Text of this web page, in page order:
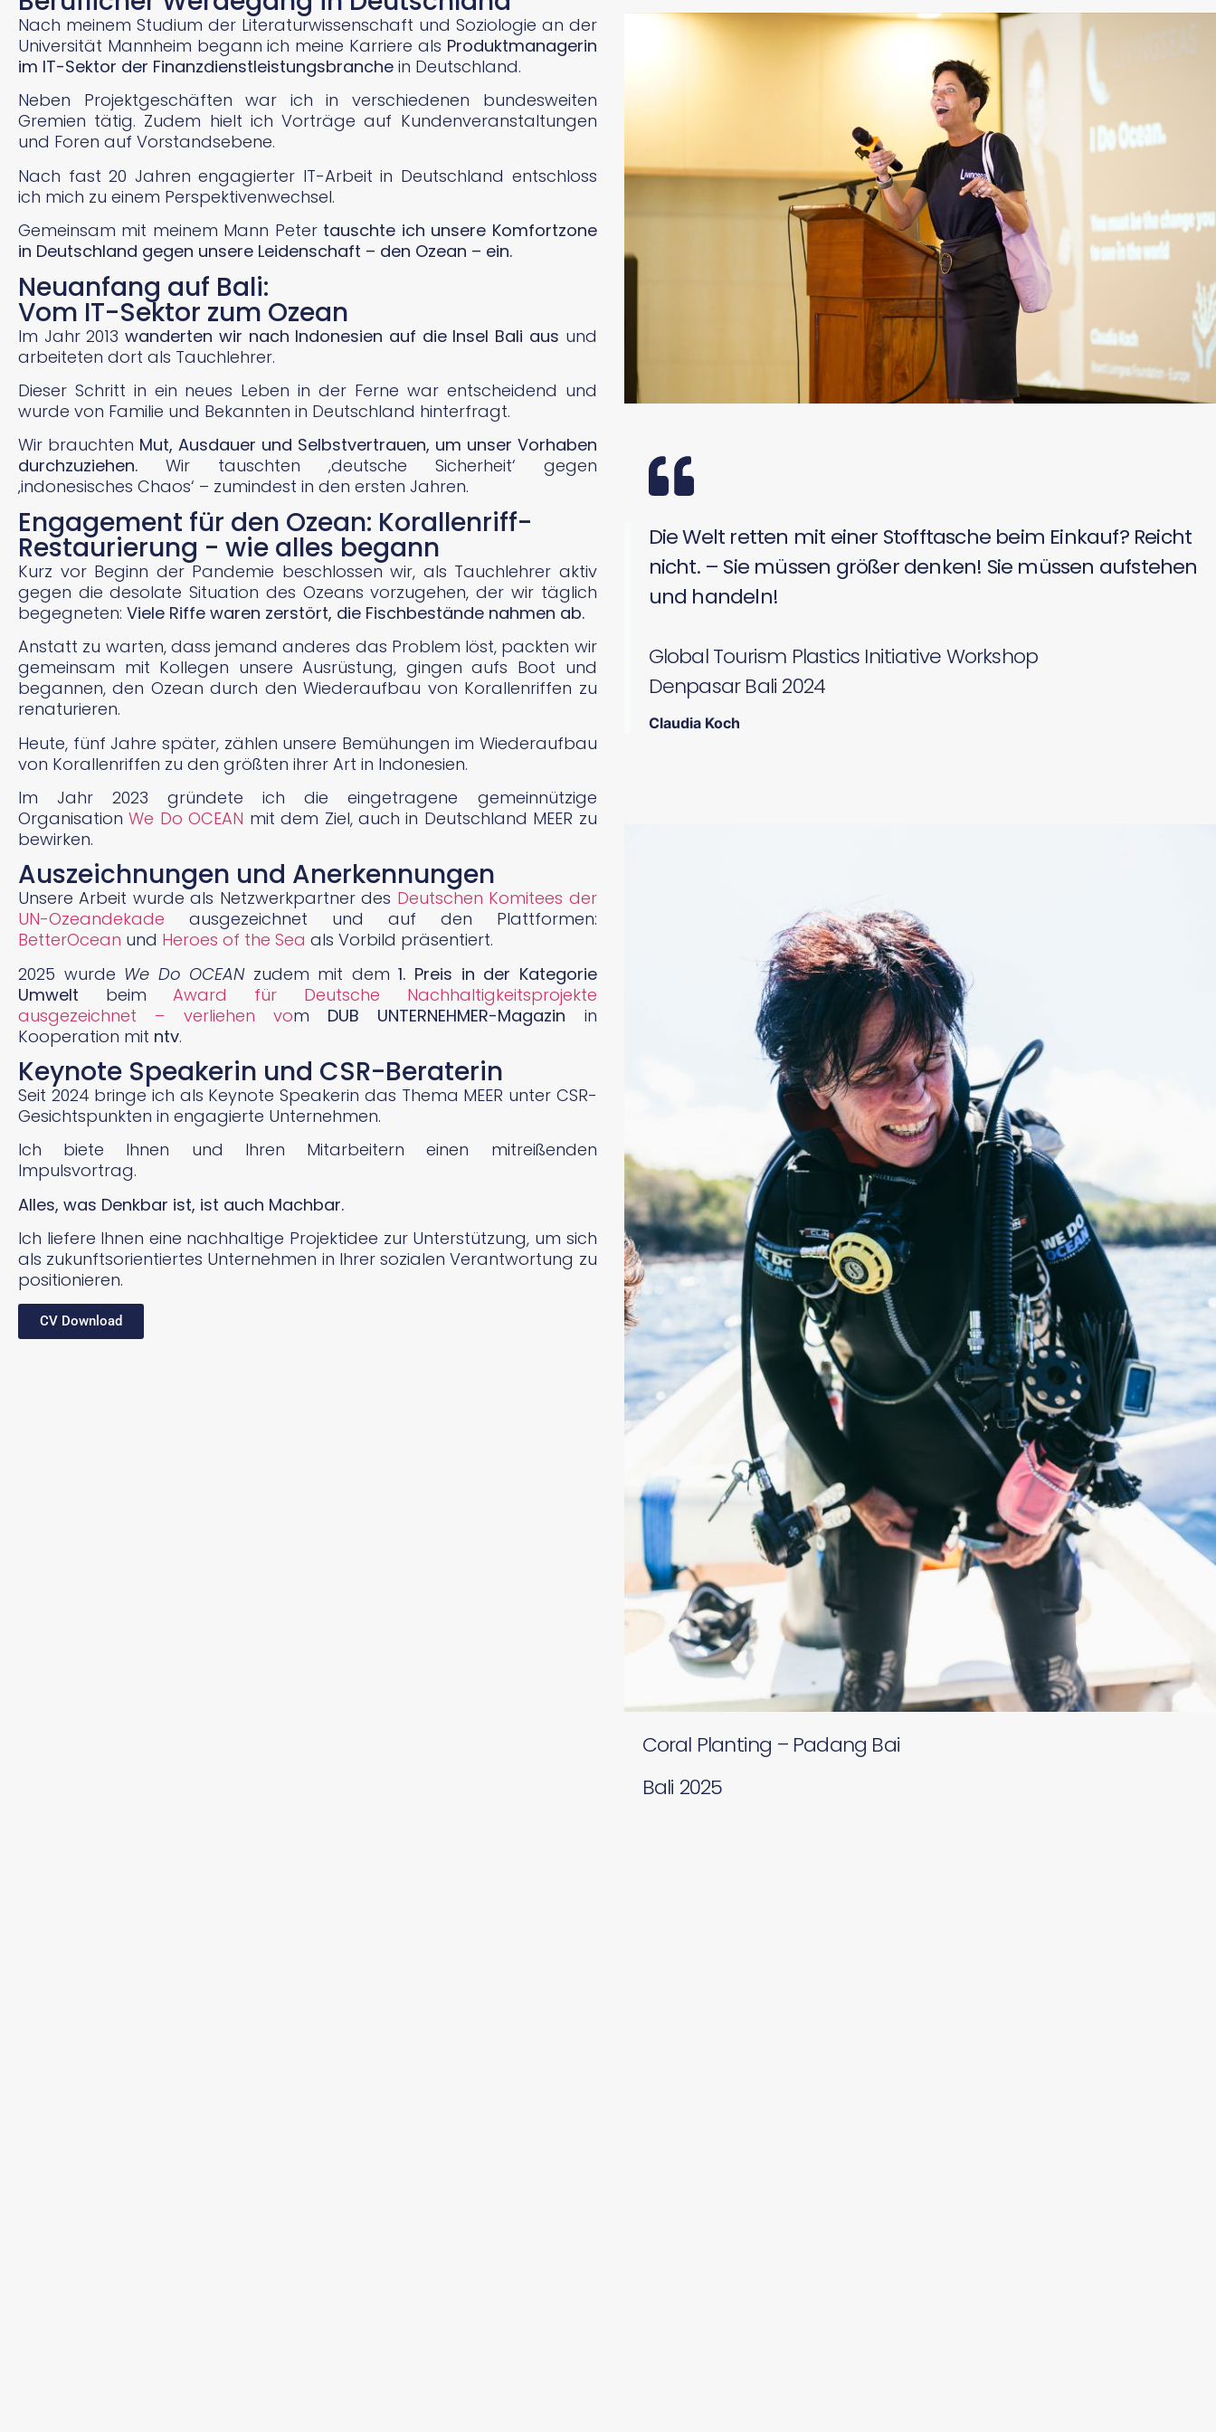
Nach meinem Studium der Literaturwissenschaft und Soziologie an der
Universität Mannheim begann ich meine Karriere als Produktmanagerin
im IT-Sektor der Finanzdienstleistungsbranche in Deutschland.
Neben Projektgeschäften war ich in verschiedenen bundesweiten
Gremien tätig. Zudem hielt ich Vorträge auf Kundenveranstaltungen
und Foren auf Vorstandsebene.
Nach fast 20 Jahren engagierter IT-Arbeit in Deutschland entschloss
ich mich zu einem Perspektivenwechsel.
Gemeinsam mit meinem Mann Peter tauschte ich unsere Komfortzone
in Deutschland gegen unsere Leidenschaft – den Ozean – ein.
Neuanfang auf Bali:
Vom IT-Sektor zum Ozean
Im Jahr 2013wanderten wir nach Indonesien auf die Insel Bali aus und
arbeiteten dort als Tauchlehrer.
Dieser Schritt in ein neues Leben in der Ferne war entscheidend und
wurde von Familie und Bekannten in Deutschland hinterfragt.
Wir brauchten Mut, Ausdauer und Selbstvertrauen, um unser Vorhaben
durchzuziehen. Wir tauschten ‚deutsche Sicherheit‘ gegen
‚indonesisches Chaos‘ – zumindest in den ersten Jahren.
Engagement für den Ozean: Korallenriff-
Restaurierung - wie alles begann
Kurz vor Beginn der Pandemie beschlossen wir, als Tauchlehrer aktiv
gegen die desolate Situation des Ozeans vorzugehen, der wir täglich
begegneten: Viele Riffe waren zerstört, die Fischbestände nahmen ab.
Anstatt zu warten, dass jemand anderes das Problem löst, packten wir
gemeinsam mit Kollegen unsere Ausrüstung, gingen aufs Boot und
begannen, den Ozean durch den Wiederaufbau von Korallenriffen zu
renaturieren.
Heute, fünf Jahre später, zählen unsere Bemühungen im Wiederaufbau
von Korallenriffen zu den größten ihrer Art in Indonesien.
Im Jahr 2023 gründete ich die eingetragene gemeinnützige
OrganisationWe Do OCEAN mit dem Ziel, auch in Deutschland MEER zu
bewirken.
Auszeichnungen und Anerkennungen
Unsere Arbeit wurde als Netzwerkpartner des Deutschen Komitees der
UN-Ozeandekade ausgezeichnet und auf den Plattformen:
BetterOcean und Heroes of the Sea als Vorbild präsentiert.
2025 wurde We Do OCEANzudem mit dem1. Preis in der Kategorie
Umwelt beimAward für Deutsche Nachhaltigkeitsprojekte
ausgezeichnet – verliehen vom DUB UNTERNEHMER-Magazin in
Kooperation mit ntv.
Keynote Speakerin und CSR-Beraterin
Seit 2024 bringe ich als Keynote Speakerin das Thema MEER unter CSR-
Gesichtspunkten in engagierte Unternehmen.
Ich biete Ihnen und Ihren Mitarbeitern einen mitreißenden
Impulsvortrag.
Alles, was Denkbar ist, ist auch Machbar.
Ich liefere Ihnen eine nachhaltige Projektidee zur Unterstützung, um sich
als zukunftsorientiertes Unternehmen in Ihrer sozialen Verantwortung zu
positionieren.
CV Download
Die Welt retten mit einer Stofftasche beim Einkauf? Reicht
nicht. – Sie müssen größer denken! Sie müssen aufstehen
und handeln!
Global Tourism Plastics Initiative Workshop
Denpasar Bali 2024
Claudia Koch
Coral Planting – Padang Bai
Bali 2025